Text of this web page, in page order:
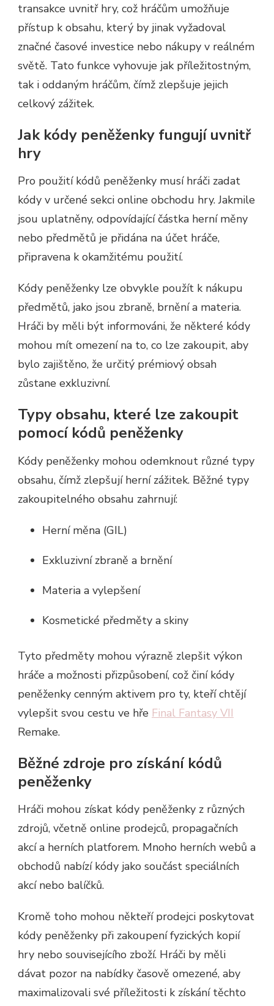
transakce uvnitř hry, což hráčům umožňuje
přístup k obsahu, který by jinak vyžadoval
značné časové investice nebo nákupy v reálném
světě. Tato funkce vyhovuje jak příležitostným,
tak i oddaným hráčům, čímž zlepšuje jejich
celkový zážitek.
Jak kódy peněženky fungují uvnitř
hry
Pro použití kódů peněženky musí hráči zadat
kódy v určené sekci online obchodu hry. Jakmile
jsou uplatněny, odpovídající částka herní měny
nebo předmětů je přidána na účet hráče,
připravena k okamžitému použití.
Kódy peněženky lze obvykle použít k nákupu
předmětů, jako jsou zbraně, brnění a materia.
Hráči by měli být informováni, že některé kódy
mohou mít omezení na to, co lze zakoupit, aby
bylo zajištěno, že určitý prémiový obsah
zůstane exkluzivní.
Typy obsahu, které lze zakoupit
pomocí kódů peněženky
Kódy peněženky mohou odemknout různé typy
obsahu, čímž zlepšují herní zážitek. Běžné typy
zakoupitelného obsahu zahrnují:
Herní měna (GIL)
Exkluzivní zbraně a brnění
Materia a vylepšení
Kosmetické předměty a skiny
Tyto předměty mohou výrazně zlepšit výkon
hráče a možnosti přizpůsobení, což činí kódy
peněženky cenným aktivem pro ty, kteří chtějí
vylepšit svou cestu ve hře Final Fantasy VII
Remake.
Běžné zdroje pro získání kódů
peněženky
Hráči mohou získat kódy peněženky z různých
zdrojů, včetně online prodejců, propagačních
akcí a herních platforem. Mnoho herních webů a
obchodů nabízí kódy jako součást speciálních
akcí nebo balíčků.
Kromě toho mohou někteří prodejci poskytovat
kódy peněženky při zakoupení fyzických kopií
hry nebo souvisejícího zboží. Hráči by měli
dávat pozor na nabídky časově omezené, aby
maximalizovali své příležitosti k získání těchto